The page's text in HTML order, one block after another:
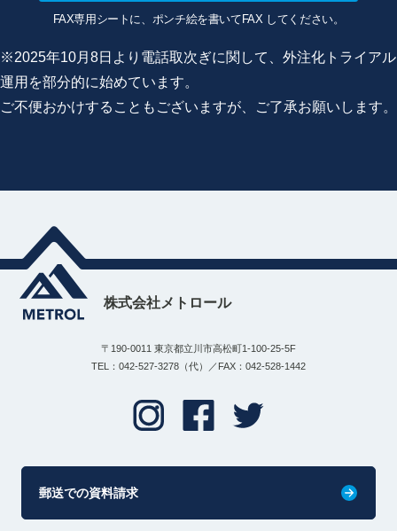
FAX専用シートに、ポンチ絵を書いてFAX してください。
※2025年10月8日より電話取次ぎに関して、外注化トライアル
運用を部分的に始めています。
ご不便おかけすることもございますが、ご了承お願いします。
株式会社メトロール
〒190-0011 東京都立川市高松町1-100-25-5F
TEL：042-527-3278（代）／FAX：042-528-1442
郵送での資料請求